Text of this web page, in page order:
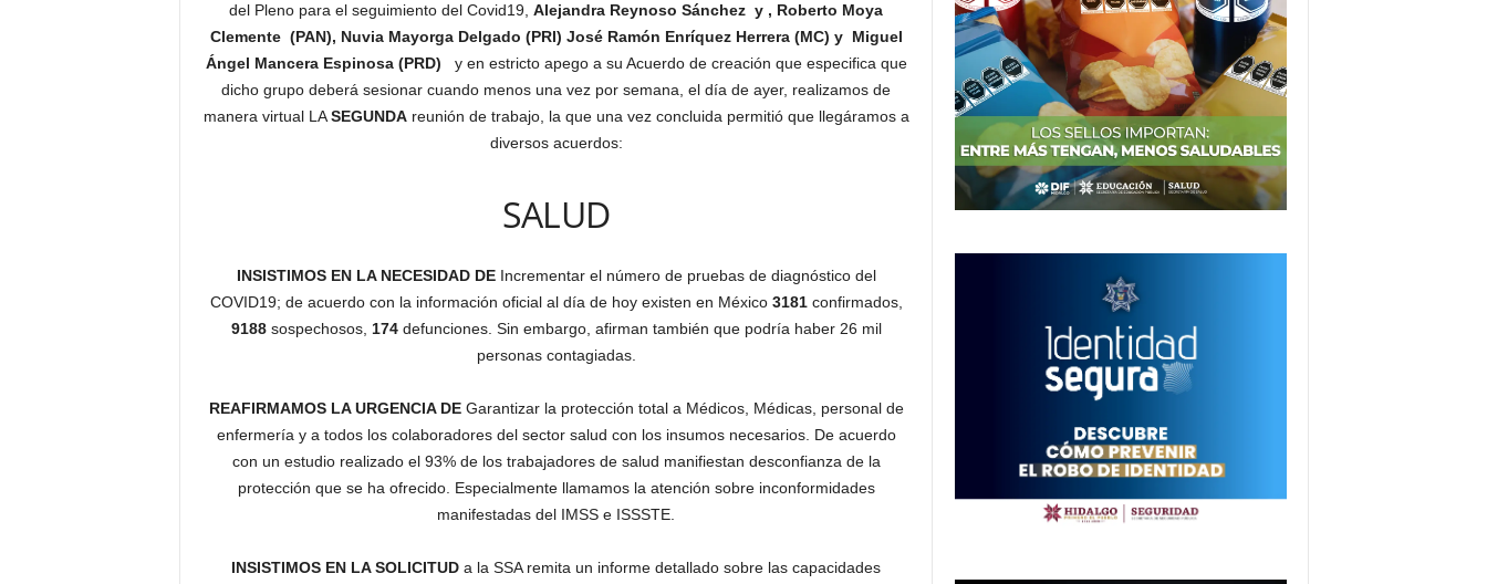
del Pleno para el seguimiento del Covid19, Alejandra Reynoso Sánchez y , Roberto Moya
Clemente (PAN), Nuvia Mayorga Delgado (PRI) José Ramón Enríquez Herrera (MC) y Miguel
Ángel Mancera Espinosa (PRD) y en estricto apego a su Acuerdo de creación que especifica que
dicho grupo deberá sesionar cuando menos una vez por semana, el día de ayer, realizamos de
manera virtual LASEGUNDAreunión de trabajo, la que una vez concluida permitió que llegáramos a
diversos acuerdos:
SALUD
INSISTIMOS EN LA NECESIDAD DE Incrementar el número de pruebas de diagnóstico del
COVID19; de acuerdo con la información oficial al día de hoy existen en México 3181confirmados,
9188 sospechosos, 174defunciones. Sin embargo, afirman también que podría haber 26 mil
personas contagiadas.
REAFIRMAMOS LA URGENCIA DE Garantizar la protección total a Médicos, Médicas, personal de
enfermería y a todos los colaboradores del sector salud con los insumos necesarios. De acuerdo
con un estudio realizado el 93% de los trabajadores de salud manifiestan desconfianza de la
protección que se ha ofrecido. Especialmente llamamos la atención sobre inconformidades
manifestadas del IMSS e ISSSTE.
INSISTIMOS EN LA SOLICITUD a la SSA remita un informe detallado sobre las capacidades